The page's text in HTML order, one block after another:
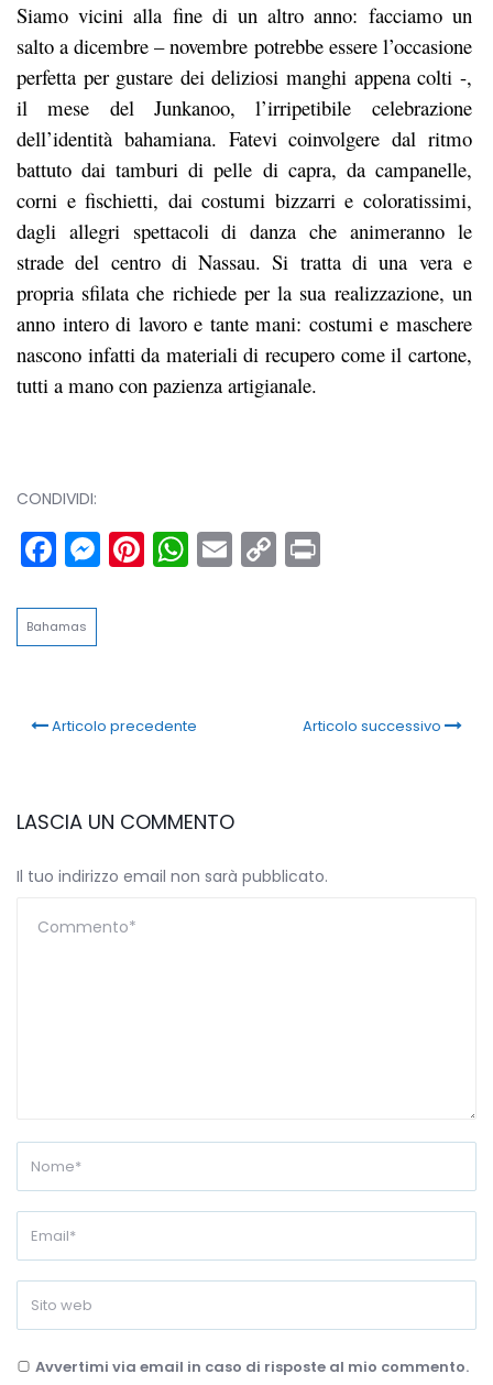
Siamo vicini alla fine di un altro anno: facciamo un
salto a dicembre – novembre potrebbe essere l’occasione
perfetta per gustare dei deliziosi manghi appena colti -,
il mese del Junkanoo, l’irripetibile celebrazione
dell’identità bahamiana. Fatevi coinvolgere dal ritmo
battuto dai tamburi di pelle di capra, da campanelle,
corni e fischietti, dai costumi bizzarri e coloratissimi,
dagli allegri spettacoli di danza che animeranno le
strade del centro di Nassau. Si tratta di una vera e
propria sfilata che richiede per la sua realizzazione, un
anno intero di lavoro e tante mani: costumi e maschere
nascono infatti da materiali di recupero come il cartone,
tutti a mano con pazienza artigianale.
CONDIVIDI:
Facebook
Messenger
Pinterest
WhatsApp
Email
Copy
Bahamas
Articolo precedente Articolo successivo
LASCIA UN COMMENTO
Il tuo indirizzo email non sarà pubblicato.
Avvertimi via email in caso di risposte al mio commento.